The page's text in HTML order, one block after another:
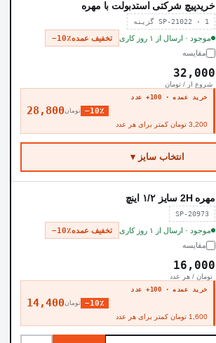
خریدپیچ شرکتی استدبولت با مهره
SP-21022 · 1 گزینه
موجود · ارسال از ۱ روز کاری تخفیف عمده−10٪
مقایسه
32,000
شروع از / تومان
خرید عمده · 100+ عدد
28,800تومان −10٪
3,200 تومان کمتر برای هر عدد
انتخاب سایز ▾
مهره 2H سایز ۱/۲ اینچ
SP-20973
موجود · ارسال از ۱ روز کاری تخفیف عمده−10٪
مقایسه
16,000
تومان / هر عدد
خرید عمده · 100+ عدد
14,400تومان −10٪
1,600 تومان کمتر برای هر عدد